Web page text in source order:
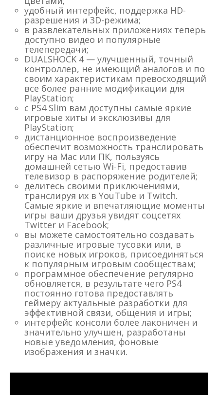
удобный интерфейс, поддержка HD-
разрешения и 3D-режима;
в развлекательных приложениях теперь
доступно видео и популярные
телепередачи;
DUALSHOCK 4 — улучшенный, точный
контроллер, не имеющий аналогов и по
своим характеристикам превосходящий
все более ранние модификации для
PlayStation;
с PS4 Slim вам доступны самые яркие
игровые хиты и эксклюзивы для
PlayStation;
дистанционное воспроизведение
обеспечит возможность транслировать
игру на Мас или ПК, пользуясь
домашней сетью Wi-Fi, предоставив
телевизор в распоряжение родителей;
делитесь своими приключениями,
транслируя их в YouTube и Twitch.
Самые яркие и впечатляющие моменты
игры ваши друзья увидят соцсетях
Twitter и Facebook;
вы можете самостоятельно создавать
различные игровые тусовки или, в
поиске новых игроков, присоединяться
к популярным игровым сообществам;
программное обеспечение регулярно
обновляется, в результате чего PS4
постоянно готова предоставлять
геймеру актуальные разработки для
эффективной связи, общения и игры;
интерфейс консоли более лаконичен и
значительно улучшен, разработаны
новые уведомления, фоновые
изображения и значки.